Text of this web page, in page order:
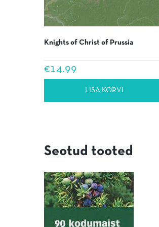
Knights of Christ of Prussia
€14.99
LISA KORVI
Seotud tooted